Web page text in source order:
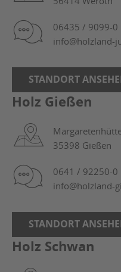
06435 / 9099-0
info@holzland-
STANDORT
Holz Gießen
35398 Gießen
0641 / 92250-0
info@holzland-
STANDORT
Holz Schwan